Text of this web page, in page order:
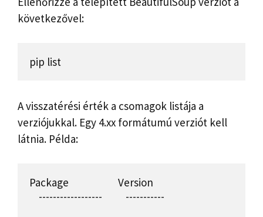
következővel:
pip list
A visszatérési érték a csomagok listája a
verziójukkal. Egy 4.xx formátumú verziót kell
látnia. Példa:
Package                     Version